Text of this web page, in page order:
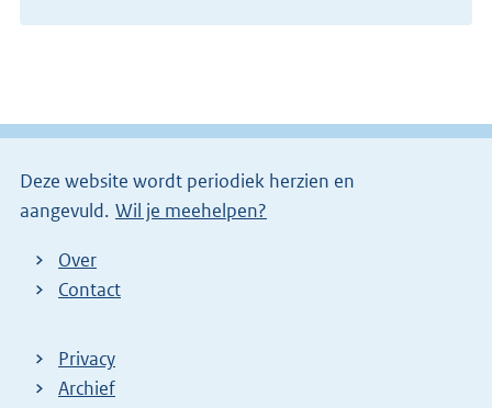
x
n
e
l
Deze website wordt periodiek herzien en
aangevuld. Wil je meehelpen?
Over
Contact
Privacy
Archief